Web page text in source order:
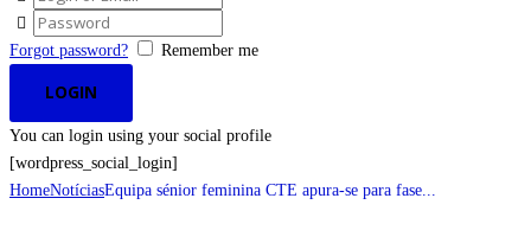
Forgot password? Remember me
You can login using your social profile
[wordpress_social_login]
HomeNotíciasEquipa sénior feminina CTE apura-se para fase...